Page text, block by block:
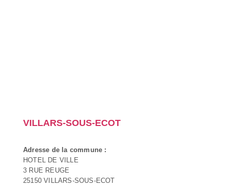
VILLARS-SOUS-ECOT
Adresse de la commune :
HOTEL DE VILLE
3 RUE REUGE
25150 VILLARS-SOUS-ECOT